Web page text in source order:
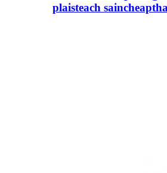
plaisteach saincheaptha